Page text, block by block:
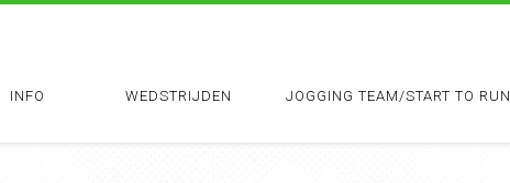
INFO WEDSTRIJDEN JOGGING TEAM/START TO RUN